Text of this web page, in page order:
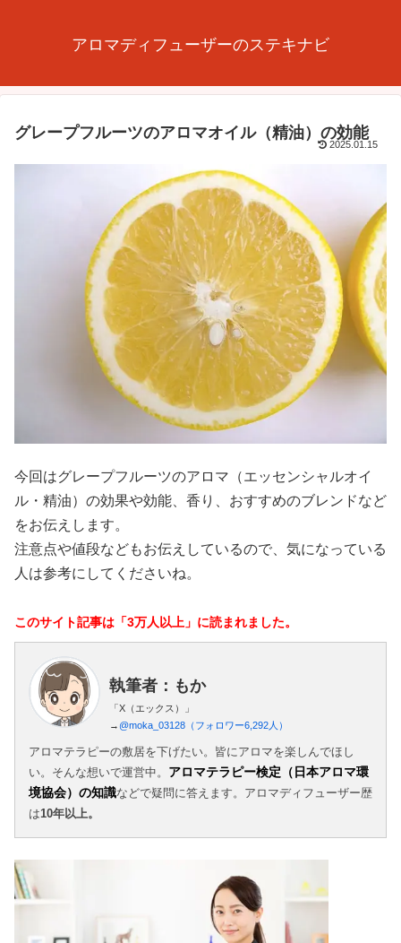
アロマディフューザーのステキナビ
グレープフルーツのアロマオイル（精油）の効能
2025.01.15
今回はグレープフルーツのアロマ（エッセンシャルオイ
ル・精油）の効果や効能、香り、おすすめのブレンドなど
をお伝えします。
注意点や値段などもお伝えしているので、気になっている
人は参考にしてくださいね。
このサイト記事は「3万人以上」に読まれました。
執筆者：もか
「X（エックス）」
→@moka_03128（フォロワー6,292人）
アロマテラピーの敷居を下げたい。皆にアロマを楽しんでほし
い。そんな想いで運営中。 アロマテラピー検定（日本アロマ環
境協会）の知識などで疑問に答えます。アロマディフューザー歴
は10年以上。